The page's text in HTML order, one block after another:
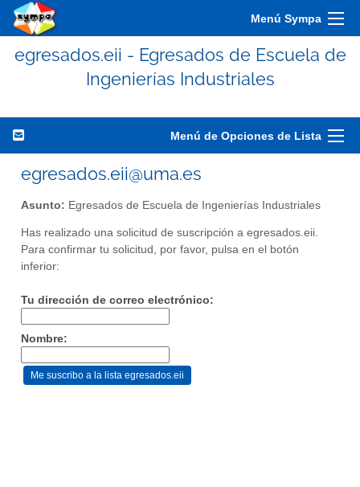
Menú Sympa
egresados.eii - Egresados de Escuela de
Ingenierías Industriales
Menú de Opciones de Lista
egresados.eii@uma.es
Asunto: Egresados de Escuela de Ingenierías Industriales
Has realizado una solicitud de suscripción a egresados.eii.
Para confirmar tu solicitud, por favor, pulsa en el botón
inferior:
Tu dirección de correo electrónico:
Nombre: